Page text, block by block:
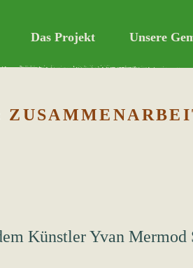
Das Projekt
Unsere
Künstler Yvan Mermod